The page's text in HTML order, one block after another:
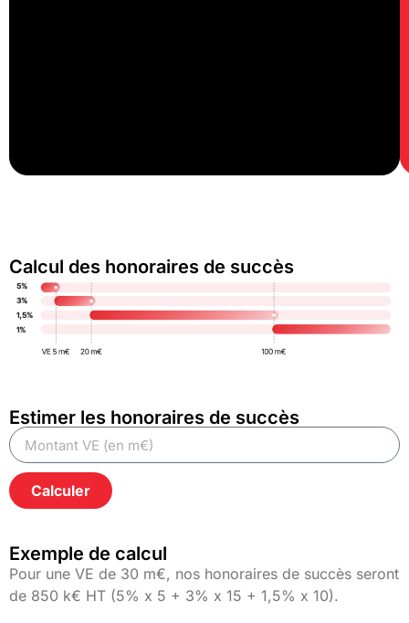
Calcul des honoraires de succès
Estimer les honoraires de succès
Calculer
Exemple de calcul
Pour une VE de 30 m€, nos honoraires de succès seront
de 850 k€ HT (5% x 5 + 3% x 15 + 1,5% x 10).